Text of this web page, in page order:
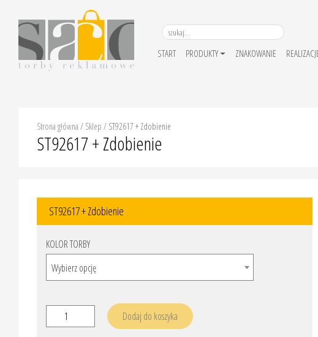
START PRODUKTY ZNAKOWANIE
Strona główna / Sklep / ST92617 + Zdobienie
ST92617 + Zdobienie
ST92617 + Zdobienie
KOLOR TORBY
Wybierz opcję
ST92617
Dodaj do koszyka